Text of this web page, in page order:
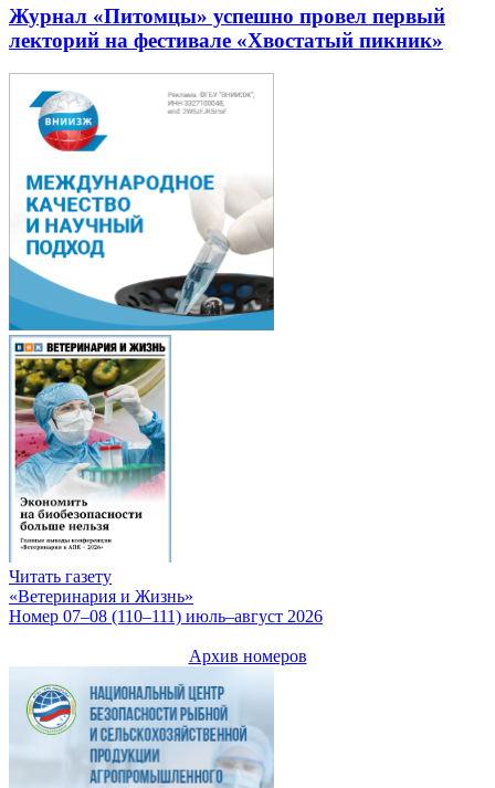
Журнал «Питомцы» успешно провел первый
лекторий на фестивале «Хвостатый пикник»
Читать газету
«Ветеринария и Жизнь»
Номер 07–08 (110–111) июль–август 2026
Архив номеров